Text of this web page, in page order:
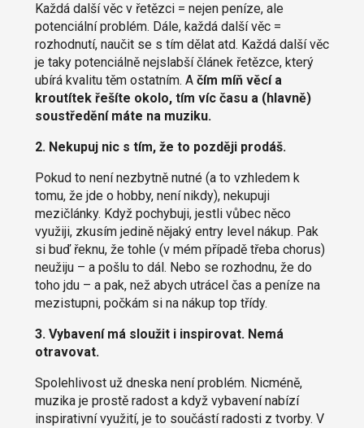
Každá další věc v řetězci = nejen peníze, ale
potenciální problém. Dále, každá další věc =
rozhodnutí, naučit se s tím dělat atd. Každá další věc
je taky potenciálně nejslabší článek řetězce, který
ubírá kvalitu těm ostatním. A čím míň věcí a
kroutítek řešíte okolo, tím víc času a (hlavně)
soustředění máte na muziku.
2. Nekupuj nic s tím, že to později prodáš.
Pokud to není nezbytně nutné (a to vzhledem k
tomu, že jde o hobby, není nikdy), nekupuji
mezičlánky. Když pochybuji, jestli vůbec něco
využiji, zkusím jedině nějaký entry level nákup. Pak
si buď řeknu, že tohle (v mém případě třeba chorus)
neužiju – a pošlu to dál. Nebo se rozhodnu, že do
toho jdu – a pak, než abych utrácel čas a peníze na
mezistupni, počkám si na nákup top třídy.
3. Vybavení má sloužit i inspirovat. Nemá
otravovat.
Spolehlivost už dneska není problém. Nicméně,
muzika je prostě radost a když vybavení nabízí
inspirativní využití, je to součástí radosti z tvorby. V